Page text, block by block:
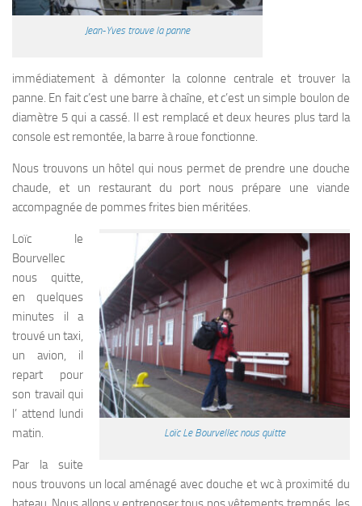
Jean-Yves trouve la panne
immédiatement à démonter la colonne centrale et trouver la
panne. En fait c’est une barre à chaîne, et c’est un simple boulon de
diamètre 5 qui a cassé. Il est remplacé et deux heures plus tard la
console est remontée, la barre à roue fonctionne.
Nous trouvons un hôtel qui nous permet de prendre une douche
chaude, et un restaurant du port nous prépare une viande
accompagnée de pommes frites bien méritées.
Loïc Le Bourvellec nous quitte
Loïc le
Bourvellec
nous quitte,
en quelques
minutes il a
trouvé un taxi,
un avion, il
repart pour
son travail qui
l’ attend lundi
matin.
Par la suite
nous trouvons un local aménagé avec douche et wc à proximité du